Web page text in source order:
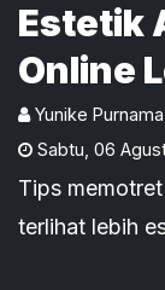
Estetik
Online
Yunike Purnama
Sabtu 06
Tips
terlihat lebih